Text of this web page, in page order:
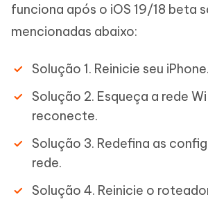
funciona após o iOS 19/18 beta
mencionadas abaixo:
Solução 1. Reinicie seu iPhone.
Solução 2. Esqueça a rede
reconecte.
Solução 3. Redefina as
rede.
Solução 4. Reinicie o